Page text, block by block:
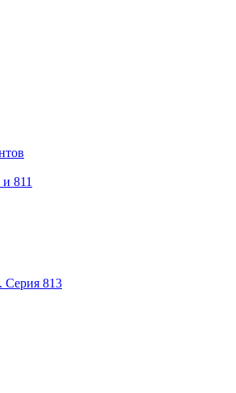
811
Серия 813